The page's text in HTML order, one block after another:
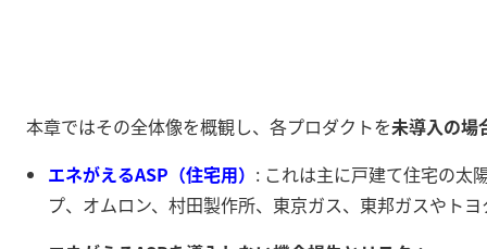
本章ではその全体像を概観し、各プロダクトを未導入の場
エネがえるASP（住宅用） : これは主に戸建て住宅の太
プ、オムロン、村田製作所、東京ガス、東邦ガスやト